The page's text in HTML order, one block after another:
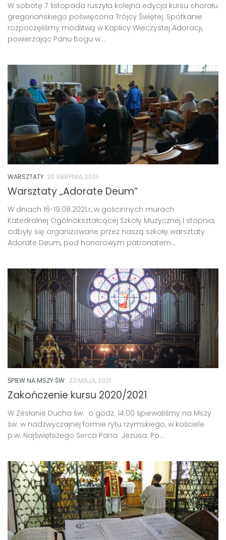
W sobotę 7 listopada ruszyła kolejna edycja kursu chorału
gregoriańskiego poświęcona Trójcy Świętej. Spotkanie
rozpoczęliśmy modlitwą w Kaplicy Wieczystej Adoracji,
powierzając Panu Bogu w...
WARSZTATY 20 SIERPNIA, 2021
Warsztaty „Adorate Deum”
W dniach 16-19.08.2021.r, w gościnnych murach
Katedralnej Ogólnokształcącej Szkoły Muzycznej I stopnia,
odbyły się organizowane przez naszą szkołę warsztaty
Adorate Deum, pod honorowym patronatem...
ŚPIEW NA MSZY ŚW. 23 MAJA, 2021
Zakończenie kursu 2020/2021
W Zesłanie Ducha św. o godz. 14:00 śpiewaliśmy na Mszy
św. w nadzwyczajnej formie rytu rzymskiego, w kościele
p.w. Najświętszego Serca Pana Jezusa. Po...